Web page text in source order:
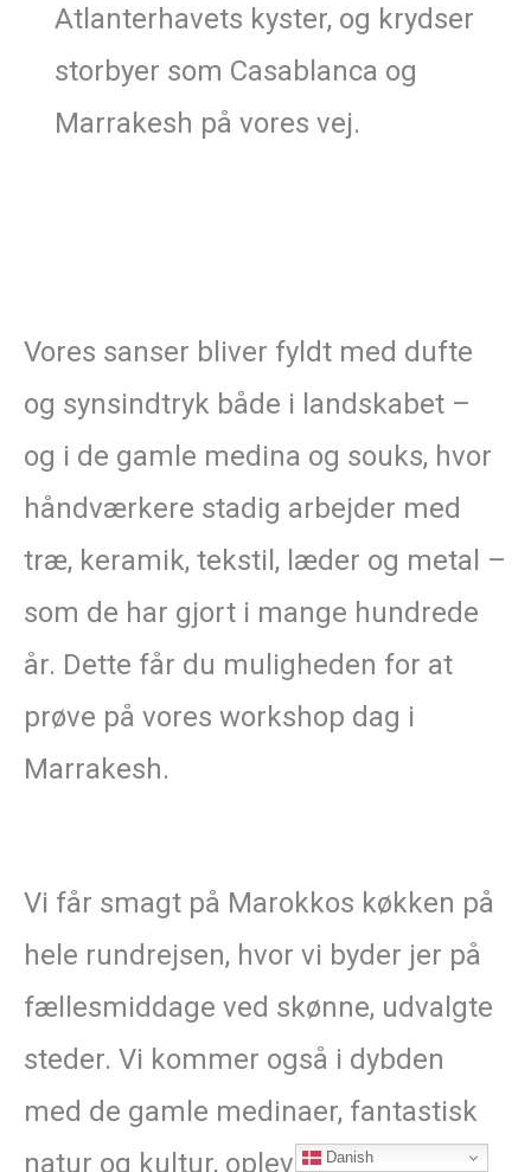
Atlanterhavets kyster, og krydser
storbyer som Casablanca og
Marrakesh på vores vej.
Vores sanser bliver fyldt med dufte
og synsindtryk både i landskabet –
og i de gamle medina og souks, hvor
håndværkere stadig arbejder med
træ, keramik, tekstil, læder og metal –
som de har gjort i mange hundrede
år. Dette får du muligheden for at
prøve på vores workshop dag i
Marrakesh.
Vi får smagt på Marokkos køkken på
hele rundrejsen, hvor vi byder jer på
fællesmiddage ved skønne, udvalgte
steder. Vi kommer også i dybden
med de gamle medinaer, fantastisk
natur og kultur, oplevelser i
Danish